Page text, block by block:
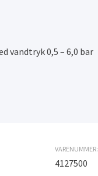
vandtryk 0,5 – 6,0 bar
VARENUMMER:
4127500